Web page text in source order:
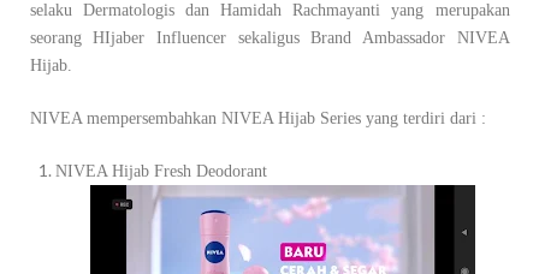
selaku Dermatologis dan Hamidah Rachmayanti yang merupakan
seorang HIjaber Influencer sekaligus Brand Ambassador NIVEA
Hijab.
NIVEA mempersembahkan NIVEA Hijab Series yang terdiri dari :
NIVEA Hijab Fresh Deodorant